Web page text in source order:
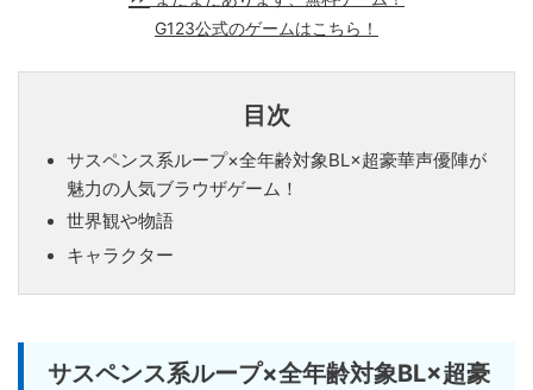
G123公式のゲームはこちら！
目次
サスペンス系ループ×全年齢対象BL×超豪華声優陣が
魅力の人気ブラウザゲーム！
世界観や物語
キャラクター
サスペンス系ループ×全年齢対象BL×超豪